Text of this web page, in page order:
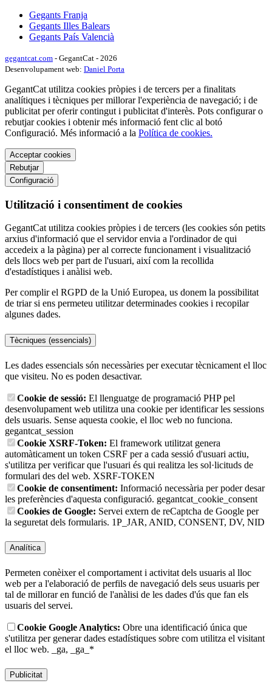
Gegants Franja
Gegants Illes Balears
Gegants País Valencià
gegantcat.com - GegantCat - 2026
Desenvolupament web: Daniel Porta
GegantCat utilitza cookies pròpies i de tercers per a finalitats
analítiques i tècniques per millorar l'experiència de navegació; i de
publicitat per oferir contingut i publicitat d'interès. Pots configurar o
rebutjar cookies i obtenir més informació fent clic al botó
Configuració. Més informació a la Política de cookies.
Acceptar cookies
Rebutjar
Configuració
Utilització i consentiment de cookies
GegantCat utilitza cookies pròpies i de tercers (les cookies són petits
arxius d'informació que el servidor envia a l'ordinador de qui
accedeix a la pàgina) per al correcte funcionament i visualització
dels llocs web per part de l'usuari, així com la recollida
d'estadístiques i anàlisi web.
Per complir el RGPD de la Unió Europea, us donem la possibilitat
de triar si ens permeteu utilitzar determinades cookies i recopilar
algunes dades.
Tècniques (essencials)
Les dades essencials són necessàries per executar tècnicament el lloc
que visiteu. No es poden desactivar.
Cookie de sessió: El llenguatge de programació PHP pel
desenvolupament web utilitza una cookie per identificar les sessions
dels usuaris. Sense aquesta cookie, el lloc web no funciona.
gegantcat_session
Cookie XSRF-Token: El framework utilitzat genera
automàticament un token CSRF per a cada sessió d'usuari actiu,
s'utilitza per verificar que l'usuari és qui realitza les sol·licituds de
formulari des del web. XSRF-TOKEN
Cookie de consentiment: Informació necessària per poder desar
les preferències d'aquesta configuració. gegantcat_cookie_consent
Cookies de Google: Servei extern de reCaptcha de Google per
la seguretat dels formularis. 1P_JAR, ANID, CONSENT, DV, NID
Analítica
Permeten conèixer el comportament i activitat dels usuaris al lloc
web per a l'elaboració de perfils de navegació dels seus usuaris per
tal de millorar en funció de l'anàlisi de les dades d'ús que fan els
usuaris del servei.
Cookie Google Analytics: Obre una identificació única que
s'utilitza per generar dades estadístiques sobre com utilitza el visitant
el lloc web.
_ga, _ga_*
Publicitat